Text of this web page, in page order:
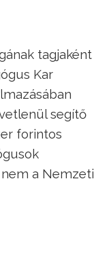
tagjaként
Kar
segítő
forintos
a Nemzeti